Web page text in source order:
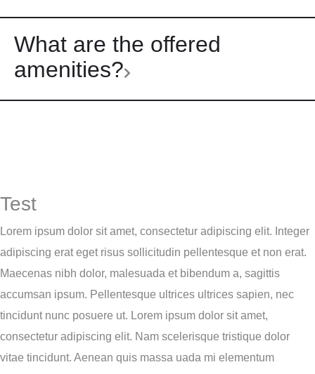
What are the offered
amenities?
Test
Lorem ipsum dolor sit amet, consectetur adipiscing elit. Integer
adipiscing erat eget risus sollicitudin pellentesque et non erat.
Maecenas nibh dolor, malesuada et bibendum a, sagittis
accumsan ipsum. Pellentesque ultrices ultrices sapien, nec
tincidunt nunc posuere ut. Lorem ipsum dolor sit amet,
consectetur adipiscing elit. Nam scelerisque tristique dolor
vitae tincidunt. Aenean quis massa uada mi elementum